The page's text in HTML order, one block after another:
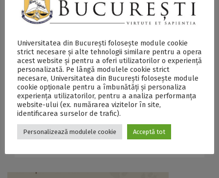
Apel la contribuții pentru prima
ediție a conferinței internaționale
“The Future of UNESCO Chapters:
Culture, Education and Sustainable
Development”, organizată de
Facultatea de Filosofie
13 aprilie 2023
Universitatea din București folosește module cookie
strict necesare și alte tehnologii similare pentru a opera
acest website și pentru a oferi utilizatorilor o experiență
personalizată. Pe lângă modulele cookie strict
necesare, Universitatea din București folosește module
cookie opționale pentru a îmbunătăți și personaliza
experiența utilizatorilor, pentru a analiza performanța
website-ului (ex. numărarea vizitelor în site,
identificarea surselor de trafic).
Personalizează modulele cookie Acceptă tot